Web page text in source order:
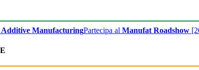
Additive ManufacturingPartecipa al Manufat Roadshow